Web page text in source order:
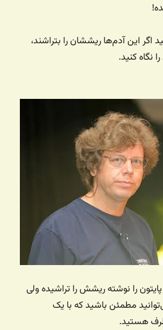
اگر این آدم‌ها ریششان را بتراشند،
نگاه کنید.
را نوشته ریشش را تراشیده ولی
مطمئن باشید که با یک
هستید.